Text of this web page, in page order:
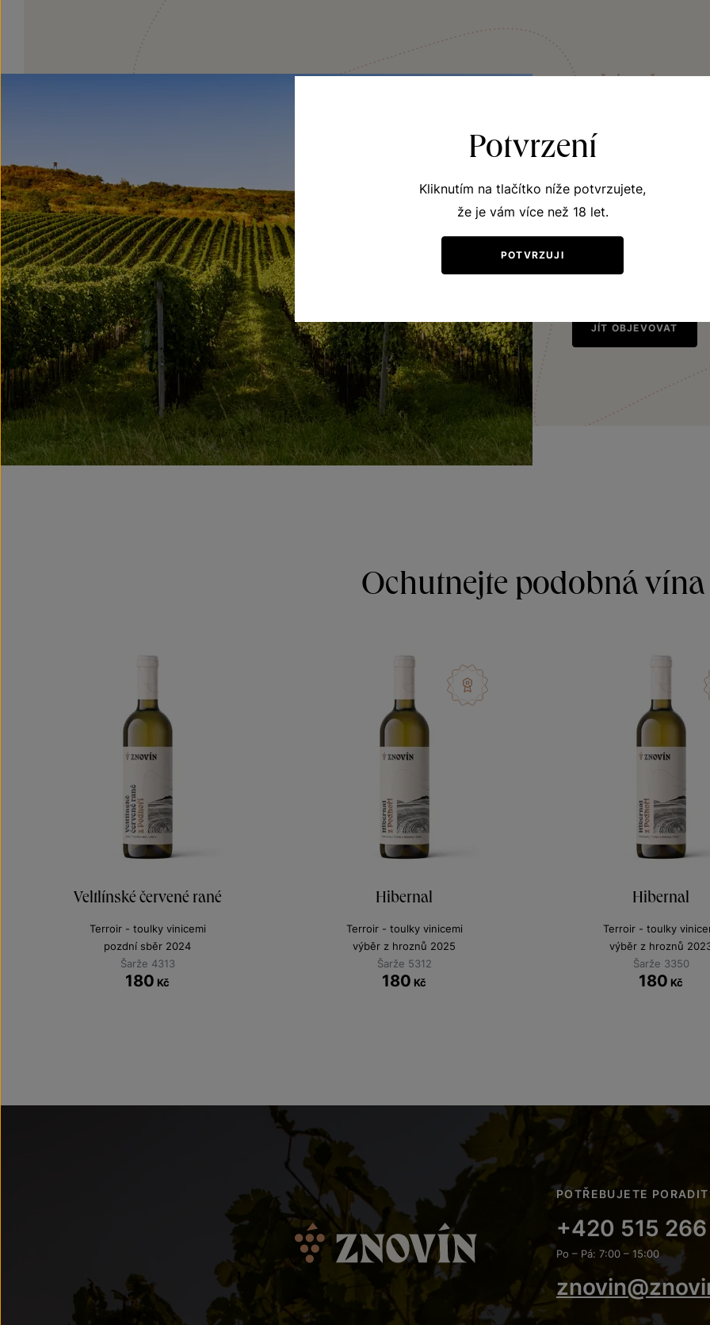
VINIČNÍ TRAŤ
Prosluněná viniční
přilehlou obec
famózní vína, jako je
může být Solaris,
JÍT OBJEVOVAT
Ochutnejte podobná vína
Veltlínské červené rané
Terroir - toulky vinicemi
pozdní sběr 2024
Šarže 4313
180 Kč
Hibernal
Terroir - toulky vinicemi
výběr z hroznů 2025
Šarže 5312
180 Kč
Hibernal
Terroir - toulky
výběr z hroznů
Šarže 3350
180 Kč
POTŘEBUJETE
+420 515
Po – Pá: 7:00 – 15:00
Potvrzení
Kliknutím na tlačítko níže potvrzujete,
že je vám více než 18 let.
POTVRZUJI